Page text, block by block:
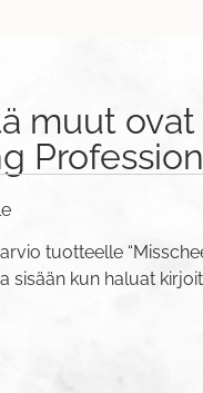
muut
tuotteelle
sisään kun haluat